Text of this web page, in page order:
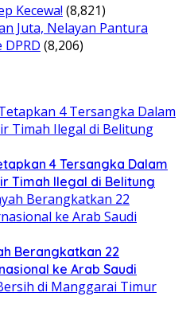
Kecewa! (8,821)
Juta, Nelayan Pantura
(8,206)
4 Tersangka Dalam
Timah Ilegal di Belitung
Berangkatkan 22
ke Arab Saudi